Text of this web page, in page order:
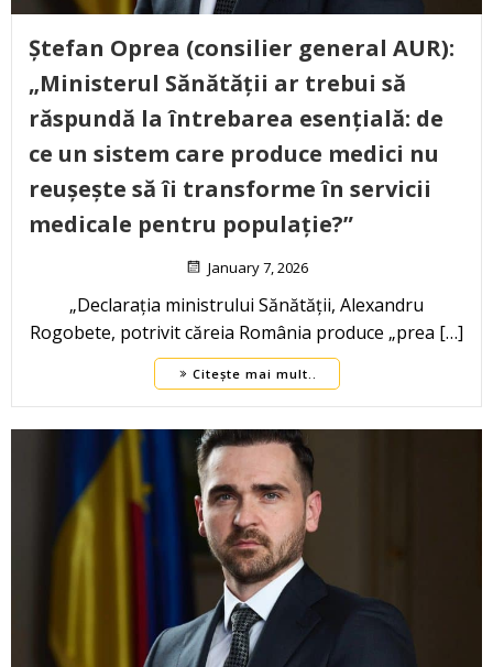
Ștefan Oprea (consilier general AUR):
„Ministerul Sănătății ar trebui să
răspundă la întrebarea esențială: de
ce un sistem care produce medici nu
reușește să îi transforme în servicii
medicale pentru populație?”
January 7, 2026
„Declarația ministrului Sănătății, Alexandru
Rogobete, potrivit căreia România produce „prea […]
Citește mai mult..